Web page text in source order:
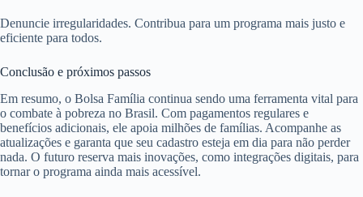
Denuncie irregularidades. Contribua para um programa mais justo e
eficiente para todos.
Conclusão e próximos passos
Em resumo, o Bolsa Família continua sendo uma ferramenta vital para
o combate à pobreza no Brasil. Com pagamentos regulares e
benefícios adicionais, ele apoia milhões de famílias. Acompanhe as
atualizações e garanta que seu cadastro esteja em dia para não perder
nada. O futuro reserva mais inovações, como integrações digitais, para
tornar o programa ainda mais acessível.